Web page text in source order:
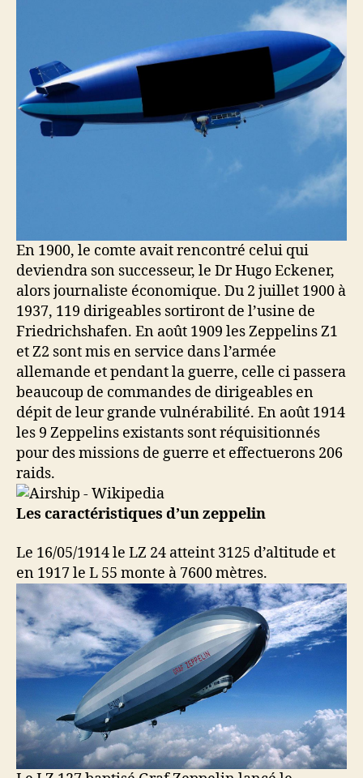
En 1900, le comte avait rencontré celui qui
deviendra son successeur, le Dr Hugo Eckener,
alors journaliste économique. Du 2 juillet 1900 à
1937, 119 dirigeables sortiront de l’usine de
Friedrichshafen. En août 1909 les Zeppelins Z1
et Z2 sont mis en service dans l’armée
allemande et pendant la guerre, celle ci passera
beaucoup de commandes de dirigeables en
dépit de leur grande vulnérabilité. En août 1914
les 9 Zeppelins existants sont réquisitionnés
pour des missions de guerre et effectuerons 206
raids.
Les caractéristiques d’un zeppelin
Le 16/05/1914 le LZ 24 atteint 3125 d’altitude et
en 1917 le L 55 monte à 7600 mètres.